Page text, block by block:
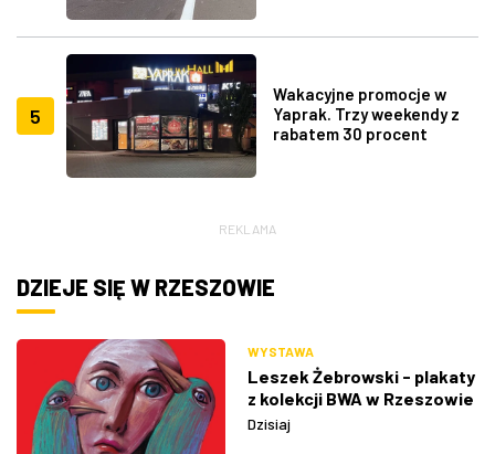
5
Wakacyjne promocje w
Yaprak. Trzy weekendy z
rabatem 30 procent
REKLAMA
DZIEJE SIĘ W RZESZOWIE
WYSTAWA
Leszek Żebrowski - plakaty
z kolekcji BWA w Rzeszowie
Dzisiaj